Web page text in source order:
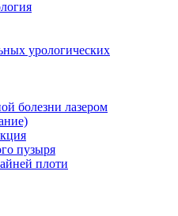
урологических
болезни лазером
пузыря
плоти